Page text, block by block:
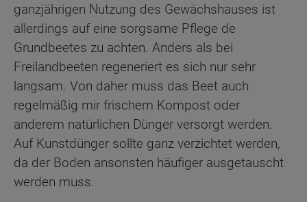
ganzjährigen Nutzung des Gewächshauses ist
allerdings auf eine sorgsame Pflege de
Grundbeetes zu achten. Anders als bei
Freilandbeeten regeneriert es sich nur sehr
langsam. Von daher muss das Beet auch
regelmäßig mir frischem Kompost oder
anderem natürlichen Dünger versorgt werden.
Auf Kunstdünger sollte ganz verzichtet werden,
da der Boden ansonsten häufiger ausgetauscht
werden muss.